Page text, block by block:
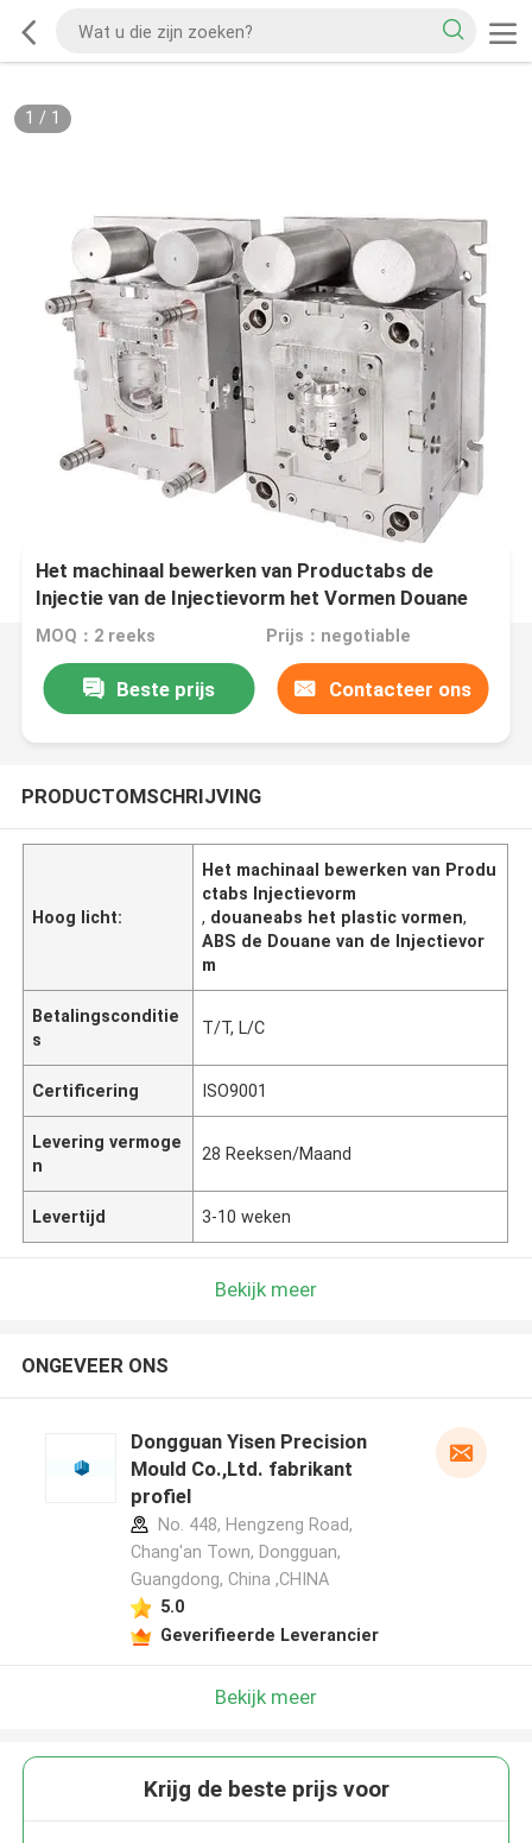
1 / 1
Het machinaal bewerken van Productabs de
Injectie van de Injectievorm het Vormen Douane
MOQ：2 reeks Prijs：negotiable
Beste prijs Contacteer ons
PRODUCTOMSCHRIJVING
Hoog licht:
Het machinaal bewerken van Produ
ctabs Injectievorm
, douaneabs het plastic vormen,
ABS de Douane van de Injectievor
m
Betalingsconditie
s
T/T, L/C
Certificering ISO9001
Levering vermoge
n
28 Reeksen/Maand
Levertijd 3-10 weken
Bekijk meer
ONGEVEER ONS
Dongguan Yisen Precision
Mould Co.,Ltd. fabrikant
profiel
No. 448, Hengzeng Road,
Chang'an Town, Dongguan,
Guangdong, China ,CHINA
5.0
Geverifieerde Leverancier
Bekijk meer
Krijg de beste prijs voor